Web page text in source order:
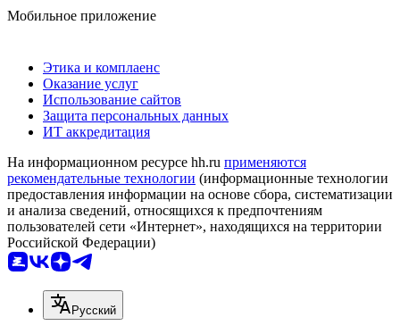
Мобильное приложение
Этика и комплаенс
Оказание услуг
Использование сайтов
Защита персональных данных
ИТ аккредитация
На информационном ресурсе hh.ru применяются
рекомендательные технологии (информационные технологии
предоставления информации на основе сбора, систематизации
и анализа сведений, относящихся к предпочтениям
пользователей сети «Интернет», находящихся на территории
Российской Федерации)
Русский